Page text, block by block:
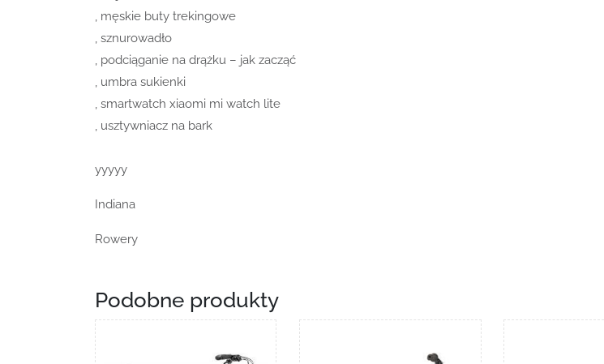
, męskie buty trekingowe
, sznurowadło
, podciąganie na drążku – jak zacząć
, umbra sukienki
, smartwatch xiaomi mi watch lite
, usztywniacz na bark
yyyyy
Indiana
Rowery
Podobne produkty